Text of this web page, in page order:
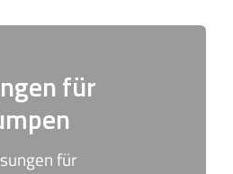
für
für